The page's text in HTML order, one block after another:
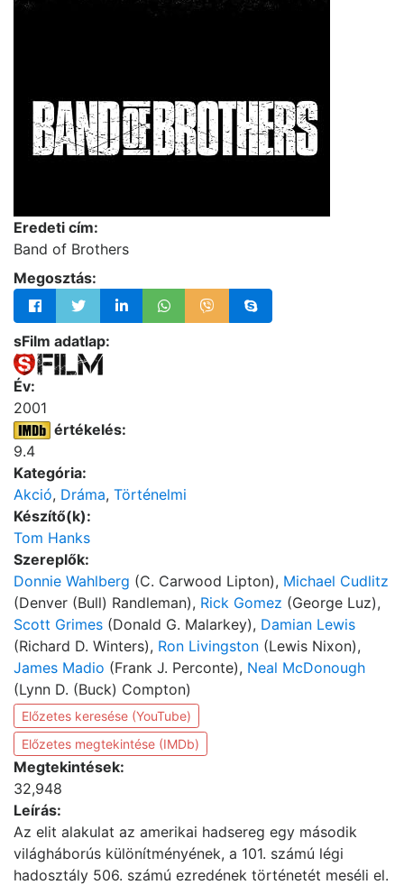
Eredeti cím:
Band of Brothers
Megosztás:
sFilm adatlap:
Év:
2001
értékelés:
9.4
Kategória:
Akció, Dráma, Történelmi
Készítő(k):
Tom Hanks
Szereplők:
Donnie Wahlberg (C. Carwood Lipton), Michael Cudlitz
(Denver (Bull) Randleman), Rick Gomez (George Luz),
Scott Grimes (Donald G. Malarkey), Damian Lewis
(Richard D. Winters), Ron Livingston (Lewis Nixon),
James Madio (Frank J. Perconte), Neal McDonough
(Lynn D. (Buck) Compton)
Előzetes keresése (YouTube)
Előzetes megtekintése (IMDb)
Megtekintések:
32,948
Leírás:
Az elit alakulat az amerikai hadsereg egy második
világháborús különítményének, a 101. számú légi
hadosztály 506. számú ezredének történetét meséli el.